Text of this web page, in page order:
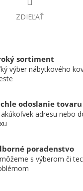
ZDIEĽAŤ
sortiment
výber nábytkového
odoslanie tovaru
adresu nebo
poradenstvo
s výberom či